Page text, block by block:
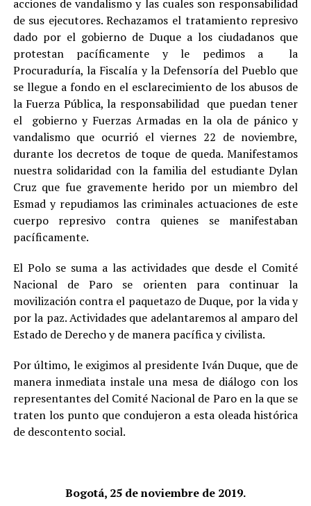
acciones de vandalismo y las cuales son responsabilidad
de sus ejecutores. Rechazamos el tratamiento represivo
dado por el gobierno de Duque a los ciudadanos que
protestan pacíficamente y le pedimos a la
Procuraduría, la Fiscalía y la Defensoría del Pueblo que
se llegue a fondo en el esclarecimiento de los abusos de
la Fuerza Pública, la responsabilidad que puedan tener
el gobierno y Fuerzas Armadas en la ola de pánico y
vandalismo que ocurrió el viernes 22 de noviembre,
durante los decretos de toque de queda. Manifestamos
nuestra solidaridad con la familia del estudiante Dylan
Cruz que fue gravemente herido por un miembro del
Esmad y repudiamos las criminales actuaciones de este
cuerpo represivo contra quienes se manifestaban
pacíficamente.
El Polo se suma a las actividades que desde el Comité
Nacional de Paro se orienten para continuar la
movilización contra el paquetazo de Duque, por la vida y
por la paz. Actividades que adelantaremos al amparo del
Estado de Derecho y de manera pacífica y civilista.
Por último, le exigimos al presidente Iván Duque, que de
manera inmediata instale una mesa de diálogo con los
representantes del Comité Nacional de Paro en la que se
traten los punto que condujeron a esta oleada histórica
de descontento social.
Bogotá, 25 de noviembre de 2019.